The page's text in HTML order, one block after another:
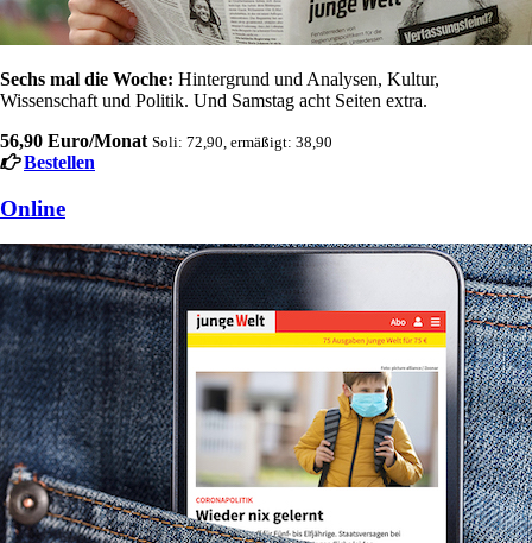
Sechs mal die Woche: Hintergrund und Analysen, Kultur,
Wissenschaft und Politik. Und Samstag acht Seiten extra.
56,90 Euro/Monat Soli: 72,90, ermäßigt: 38,90
Bestellen
Online